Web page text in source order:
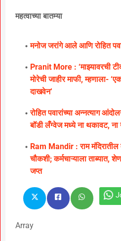
महत्वाच्या बातम्या
मनोज जरांगे आले आणि रोहित
Pranit More : ‘माझ्यावरची
मोरेची जाहीर माफी, म्हणाला-
दाखवेन’
रोहित पवारांच्या अन्नत्याग
बॉडी लँग्वेज मध्ये ना थकावट, ना
Ram Mandir : राम मंदिरातील
चौकशी; कर्मचाऱ्याला
जप्त
Array